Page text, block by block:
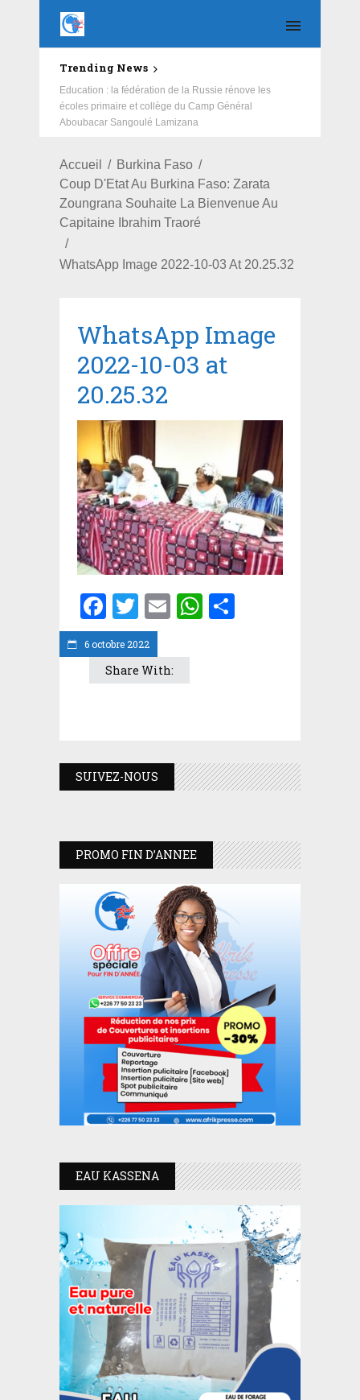
Trending News
Education : la fédération de la Russie rénove les
écoles primaire et collège du Camp Général
Aboubacar Sangoulé Lamizana
Accueil
Burkina Faso
Coup D'Etat Au Burkina Faso: Zarata
Zoungrana Souhaite La Bienvenue Au
Capitaine Ibrahim Traoré
WhatsApp Image 2022-10-03 At 20.25.32
6 octobre 2022
WhatsApp Image
2022-10-03 at
20.25.32
Facebook
Twitter
EmailWhatsApp
Share With:
SUIVEZ-NOUS
PROMO FIN D’ANNEE
EAU KASSENA